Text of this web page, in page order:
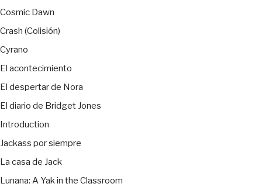
Cosmic Dawn
Crash (Colisión)
Cyrano
El acontecimiento
El despertar de Nora
El diario de Bridget Jones
Introduction
Jackass por siempre
La casa de Jack
Lunana: A Yak in the Classroom